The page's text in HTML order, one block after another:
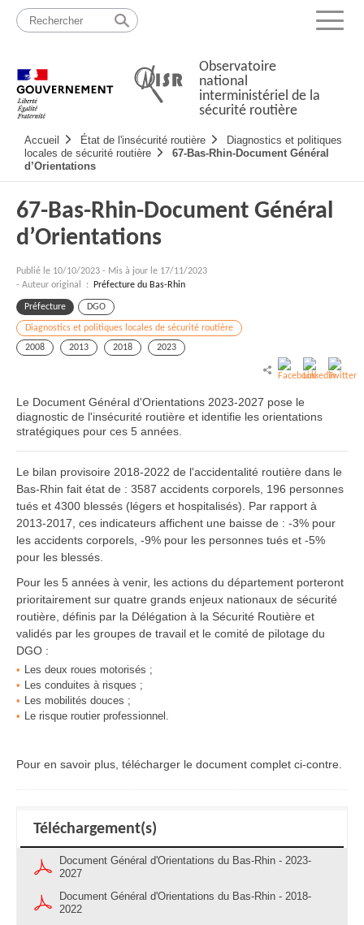
Passer
contenu
Menu
Observatoire
national
interministériel de la
sécurité routière
principale
Accueil État de l'insécurité routière
Diagnostics et politiques
locales de sécurité routière
67-Bas-Rhin-Document Général
d’Orientations
67-Bas-Rhin-Document Général
d’Orientations
Publié le 10/10/2023 - Mis à jour le 17/11/2023
- Auteur original :
Préfecture du Bas-Rhin
Préfecture DGO
Diagnostics et politiques locales de sécurité routière
2008
2013 2018 2023
Le Document Général d'Orientations 2023-2027 pose le
diagnostic de l'insécurité routière et identifie les orientations
stratégiques pour ces 5 années.
Le bilan provisoire 2018-2022 de l'accidentalité routière dans le
Bas-Rhin fait état de : 3587 accidents corporels, 196 personnes
tués et 4300 blessés (légers et hospitalisés). Par rapport à
2013-2017, ces indicateurs affichent une baisse de : -3% pour
les accidents corporels, -9% pour les personnes tués et -5%
pour les blessés.
Pour les 5 années à venir, les actions du département porteront
prioritairement sur quatre grands enjeux nationaux de sécurité
routière, définis par la Délégation à la Sécurité Routière et
validés par les groupes de travail et le comité de pilotage du
DGO :
Les deux roues motorisés ;
Les conduites à risques ;
Les mobilités douces ;
Le risque routier professionnel.
Pour en savoir plus, télécharger le document complet ci-contre.
Téléchargement(s)
Document Général d'Orientations du Bas-Rhin - 2023-
2027
Document Général d'Orientations du Bas-Rhin - 2018-
2022